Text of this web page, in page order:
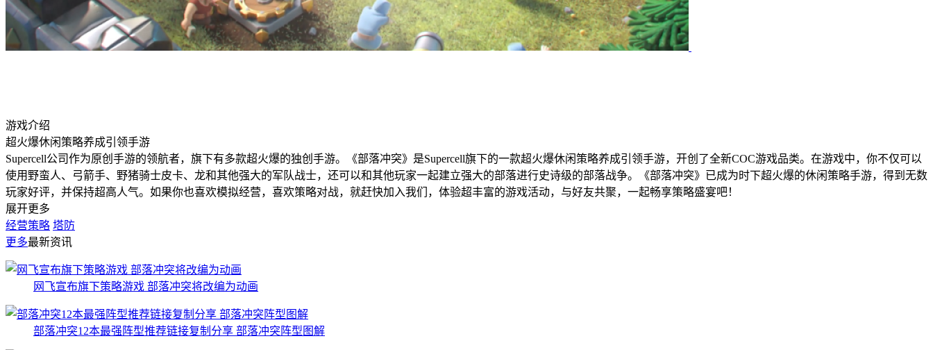
游戏介绍
超火爆休闲策略养成引领手游
Supercell公司作为原创手游的领航者，旗下有多款超火爆的独创手游。《部落冲突》是Supercell旗下的一款超火爆休闲策略养成引领手游，开创了全新COC游戏品类。在游戏中，你不仅可以
使用野蛮人、弓箭手、野猪骑士皮卡、龙和其他强大的军队战士，还可以和其他玩家一起建立强大的部落进行史诗级的部落战争。《部落冲突》已成为时下超火爆的休闲策略手游，得到无数
玩家好评，并保持超高人气。如果你也喜欢模拟经营，喜欢策略对战，就赶快加入我们，体验超丰富的游戏活动，与好友共聚，一起畅享策略盛宴吧！
展开更多
经营策略 塔防
更多最新资讯
网飞宣布旗下策略游戏 部落冲突将改编为动画
部落冲突12本最强阵型推荐链接复制分享 部落冲突阵型图解